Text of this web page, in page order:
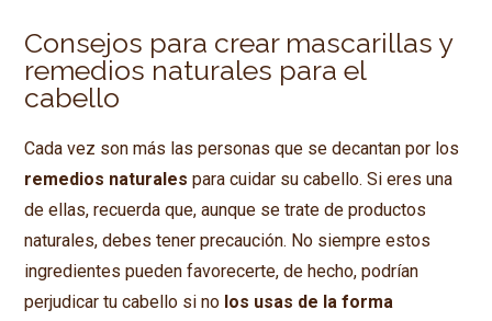
Consejos para crear mascarillas y
remedios naturales para el
cabello
Cada vez son más las personas que se decantan por los
remedios naturales para cuidar su cabello. Si eres una
de ellas, recuerda que, aunque se trate de productos
naturales, debes tener precaución. No siempre estos
ingredientes pueden favorecerte, de hecho, podrían
perjudicar tu cabello si no los usas de la forma